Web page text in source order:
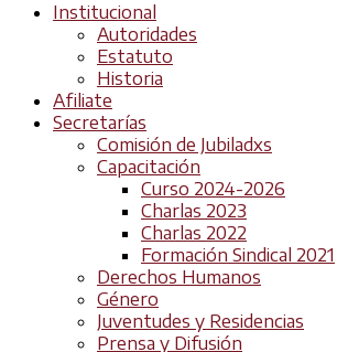
Institucional
Autoridades
Estatuto
Historia
Afiliate
Secretarías
Comisión de Jubiladxs
Capacitación
Curso 2024-2026
Charlas 2023
Charlas 2022
Formación Sindical 2021
Derechos Humanos
Género
Juventudes y Residencias
Prensa y Difusión